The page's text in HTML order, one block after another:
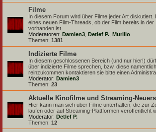
Filme
In diesem Forum wird über Filme jeder Art diskutiert.
eines neuen Film-Threads, ob der Film bereits in der
vorhanden ist.
Moderatoren: Damien3 Detlef P. Murillo
Themen: 1381
Indizierte Filme
In diesem geschlossenen Bereich (und nur hier!)
über indizierte Filme sprechen, bzw. diese
reinzukommen kontaktieren sie bitte einen
Moderator: Damien3
Themen: 23
Aktuelle Kinofilme und Streaming-
Hier kann man sich über Filme unterhalten, die zur
laufen oder auf Streaming-Plattformen veröffentlicht
Moderator: Detlef P.
Themen: 12